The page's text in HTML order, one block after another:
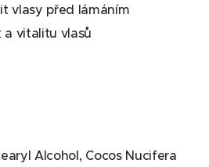
vlasy před lámáním
a vitalitu vlasů
Alcohol, Cocos Nucifera